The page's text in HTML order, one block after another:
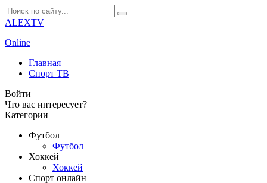
ALEXTV
Online
Главная
Спорт ТВ
Войти
Что вас интересует?
Категории
Футбол
Футбол
Хоккей
Хоккей
Спорт онлайн